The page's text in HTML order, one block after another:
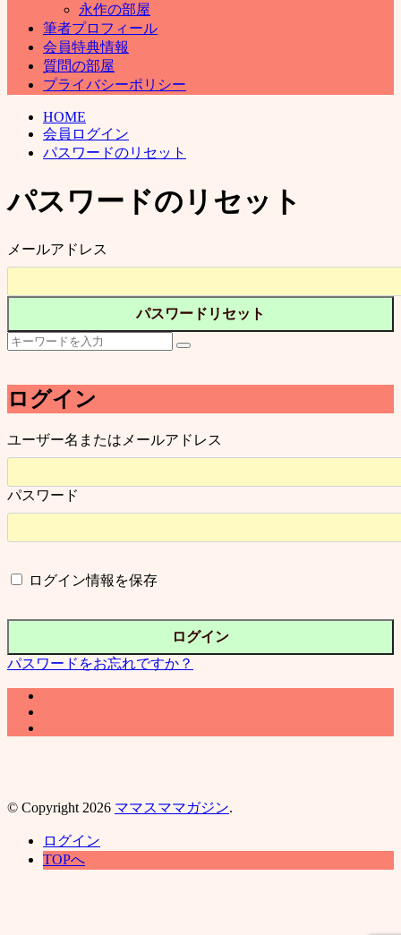
永作の部屋
筆者プロフィール
会員特典情報
質問の部屋
プライバシーポリシー
HOME
会員ログイン
パスワードのリセット
パスワードのリセット
メールアドレス
ログイン
ユーザー名またはメールアドレス
パスワード
ログイン情報を保存
パスワードをお忘れですか？
© Copyright 2026 ママスママガジン.
ログイン
TOPへ